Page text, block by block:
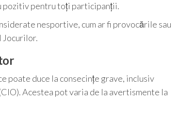
pozitiv pentru toți participanții.
nesportive, cum ar fi provocările sau
Jocurilor.
poate duce la consecințe grave, inclusiv
Acestea pot varia de la avertismente la